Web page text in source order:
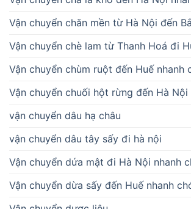
Vận chuyển chăn mền từ Hà Nội đến
Vận chuyển chè lam từ Thanh Hoá đi
Vận chuyển chùm ruột đến Huế nhanh
Vận chuyển chuối hột rừng đến Hà Nội
vận chuyển dâu hạ châu
vận chuyển dâu tây sấy đi hà nội
Vận chuyển dứa mật đi Hà Nội nhanh
Vận chuyển dừa sấy đến Huế nhanh